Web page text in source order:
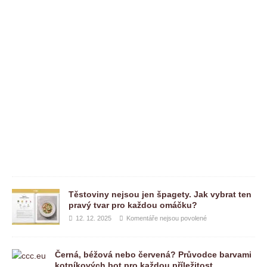
Těstoviny nejsou jen špagety. Jak vybrat ten
pravý tvar pro každou omáčku?
12. 12. 2025 Komentáře nejsou povolené
Černá, béžová nebo červená? Průvodce barvami